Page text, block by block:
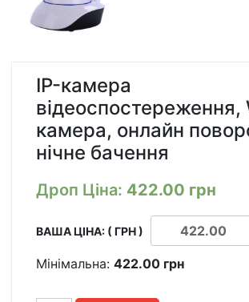
IP-камера
відеоспостереження,
камера, онлайн
нічне бачення
Дроп Ціна: 422.00 грн
ВАША ЦІНА: ( ГРН )
Мінімальна: 422.00 грн